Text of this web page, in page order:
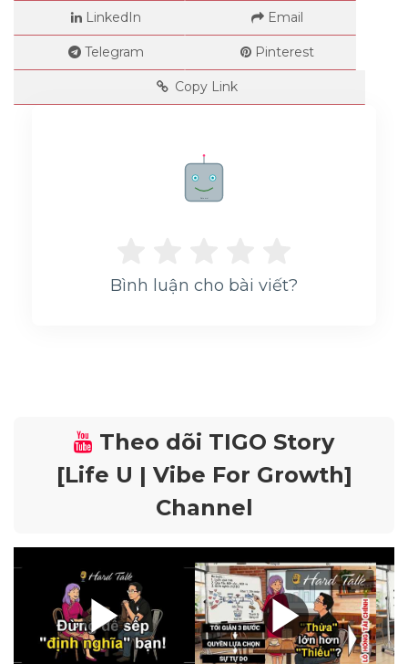
LinkedIn Email
Telegram Pinterest
Copy Link
Rate me!
Bình luận cho bài viết?
Theo dõi TIGO Story
[Life U | Vibe For Growth]
Channel
Dimensions
--